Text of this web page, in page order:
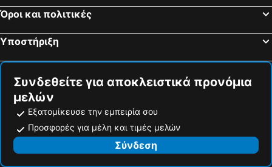
Dimaro, pet friendly hotels
Stilfs, pet friendly hotels
Schlanders, pet friendly hotels
Όροι και πολιτικές
Υποστήριξη
Συνδεθείτε για αποκλειστικά προνόμια
μελών
Εξατομίκευσε την εμπειρία σου
Προσφορές για μέλη και τιμές μελών
Σύνδεση